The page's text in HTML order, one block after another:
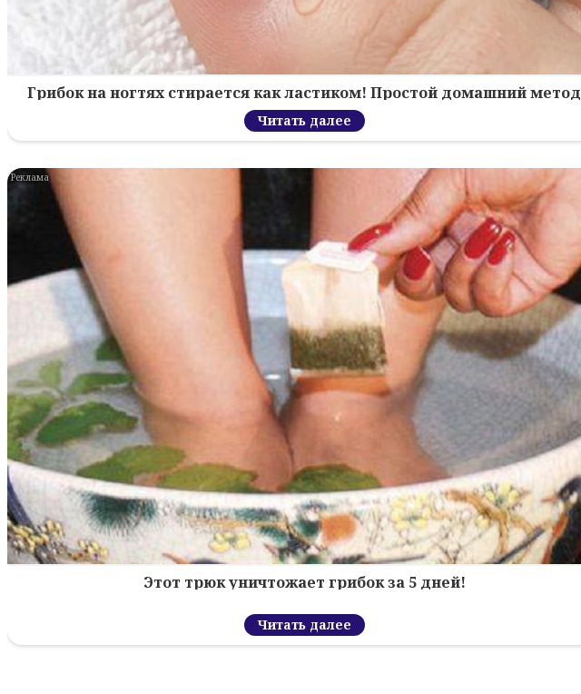
Грибок на ногтях стирается как ластиком! Простой домашний метод
Читать далее
Этот трюк уничтожает грибок за 5 дней!
Читать далее